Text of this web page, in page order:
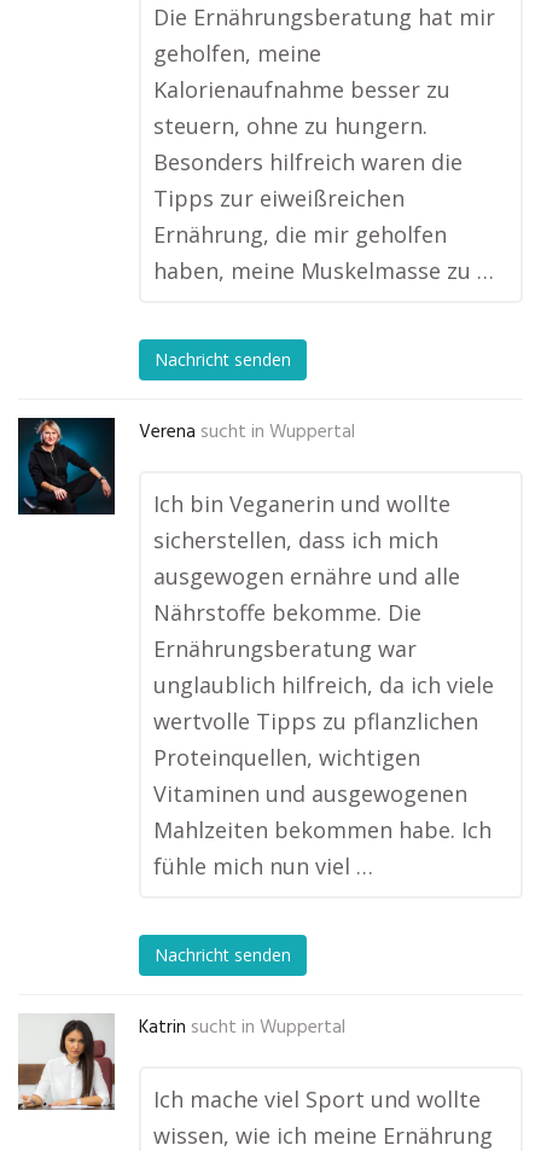
Die Ernährungsberatung hat mir
geholfen, meine
Kalorienaufnahme besser zu
steuern, ohne zu hungern.
Besonders hilfreich waren die
Tipps zur eiweißreichen
Ernährung, die mir geholfen
haben, meine Muskelmasse zu …
Nachricht senden
Verena sucht in Wuppertal
Ich bin Veganerin und wollte
sicherstellen, dass ich mich
ausgewogen ernähre und alle
Nährstoffe bekomme. Die
Ernährungsberatung war
unglaublich hilfreich, da ich viele
wertvolle Tipps zu pflanzlichen
Proteinquellen, wichtigen
Vitaminen und ausgewogenen
Mahlzeiten bekommen habe. Ich
fühle mich nun viel …
Nachricht senden
Katrin sucht in Wuppertal
Ich mache viel Sport und wollte
wissen, wie ich meine Ernährung